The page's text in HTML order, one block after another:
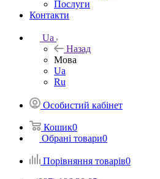
Послуги
Контакти
Ua
Назад
Мова
Ua
Ru
Особистий кабінет
Кошик0
Обрані товари0
Порівняння товарів0